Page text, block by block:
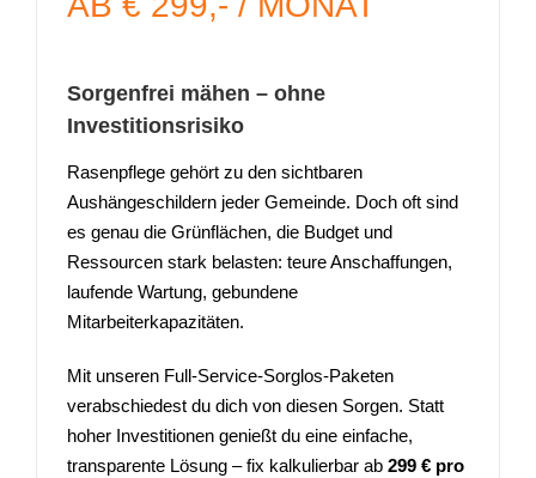
Sorgenfrei mähen – ohne
Investitionsrisiko
Rasenpflege gehört zu den sichtbaren
Aushängeschildern jeder Gemeinde. Doch oft sind
es genau die Grünflächen, die Budget und
Ressourcen stark belasten: teure Anschaffungen,
laufende Wartung, gebundene
Mitarbeiterkapazitäten.
Mit unseren Full-Service-Sorglos-Paketen
verabschiedest du dich von diesen Sorgen. Statt
hoher Investitionen genießt du eine einfache,
transparente Lösung – fix kalkulierbar ab299 € pro